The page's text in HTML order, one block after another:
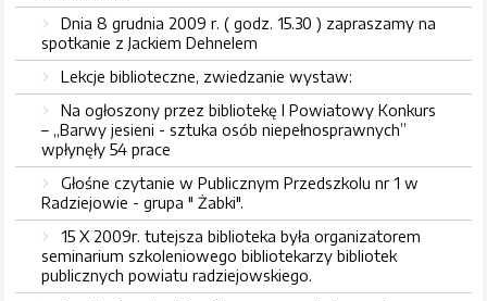
Dnia 8 grudnia 2009 r. ( godz. 15.30 ) zapraszamy na
spotkanie z Jackiem Dehnelem
Lekcje biblioteczne, zwiedzanie wystaw:
Na ogłoszony przez bibliotekę I Powiatowy Konkurs
– „Barwy jesieni - sztuka osób niepełnosprawnych”
wpłynęły 54 prace
Głośne czytanie w Publicznym Przedszkolu nr 1 w
Radziejowie - grupa " Żabki".
15 X 2009r. tutejsza biblioteka była organizatorem
seminarium szkoleniowego bibliotekarzy bibliotek
publicznych powiatu radziejowskiego.